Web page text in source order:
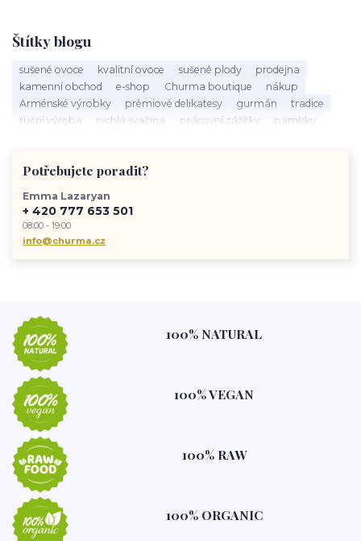
Štítky blogu
sušené ovoce kvalitní ovoce sušené plody
prodejna
kamenní obchod
e-shop Churma boutique
nákup
Arménské výrobky
prémiové delikatesy gurmán
tradice
ruční výroba
rychlá svačina prácovní zážitky
pamlsky
Potřebujete poradit?
Emma Lazaryan
+ 420 777 653 501
08:00 - 19:00
info@churma.cz
100% NATURAL
100% VEGAN
100% RAW
100% ORGANIC